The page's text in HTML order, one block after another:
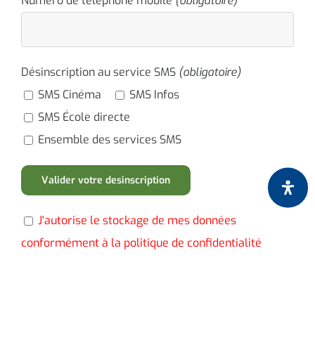
Désinscription au service SMS (obligatoire)
SMS Cinéma
SMS Infos
SMS École directe
Ensemble des services SMS
J'autorise le stockage de mes données
conformément à la politique de confidentialité